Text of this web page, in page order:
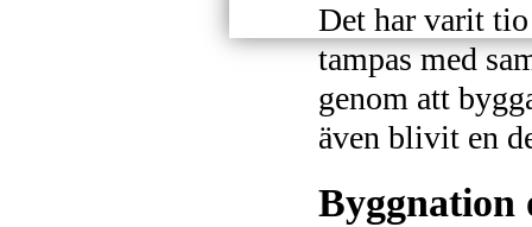
Det har varit
tampas med
genom att
även blivit en
Byggnation